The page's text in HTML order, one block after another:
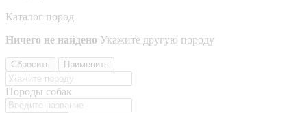
Каталог пород
Ничего не найдено Укажите другую породу
Сбросить Применить
Породы собак